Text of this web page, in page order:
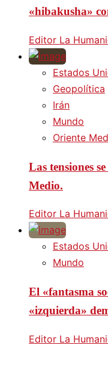
«hibakusha»
Editor La
Estados
Geopolítica
Irán
Mundo
Oriente
Las tensiones
Medio.
Editor La
Estados
Mundo
El «fantasma
«izquierda»
Editor La